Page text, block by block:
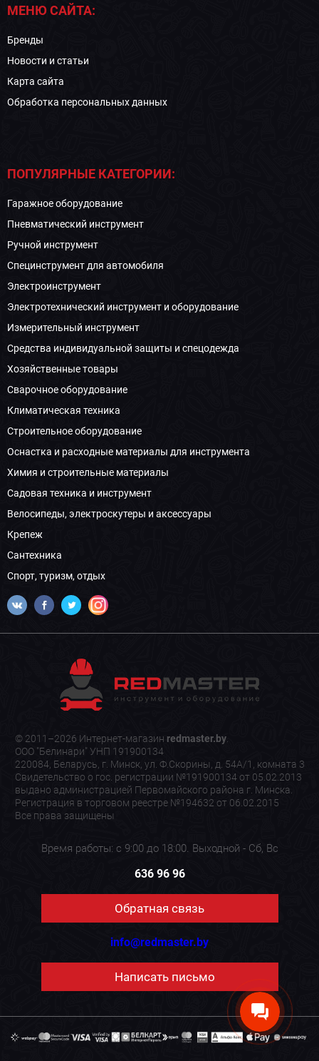
МЕНЮ САЙТА:
Бренды
Новости и статьи
Карта сайта
Обработка персональных данных
ПОПУЛЯРНЫЕ КАТЕГОРИИ:
Гаражное оборудование
Пневматический инструмент
Ручной инструмент
Специнструмент для автомобиля
Электроинструмент
Электротехнический инструмент и оборудование
Измерительный инструмент
Средства индивидуальной защиты и спецодежда
Хозяйственные товары
Сварочное оборудование
Климатическая техника
Строительное оборудование
Оснастка и расходные материалы для инструмента
Химия и строительные материалы
Садовая техника и инструмент
Велосипеды, электроскутеры и аксессуары
Крепеж
Сантехника
Спорт, туризм, отдых
© 2011–2026 Интернет-магазин redmaster.by.
ООО "Белинари" УНП 191900134
220084, Беларусь, г. Минск, ул. Ф.Скорины, д. 54А/1, комната 3
Свидетельство о гос. регистрации №191900134 от 05.02.2013
выдано администрацией Первомайского района г. Минска.
Регистрация в торговом реестре №194632 от 06.02.2015
Все права защищены
Время работы: с 9:00 до 18:00. Выходной - Сб, Вс
636 96 96
Обратная связь
info@redmaster.by
Написать письмо